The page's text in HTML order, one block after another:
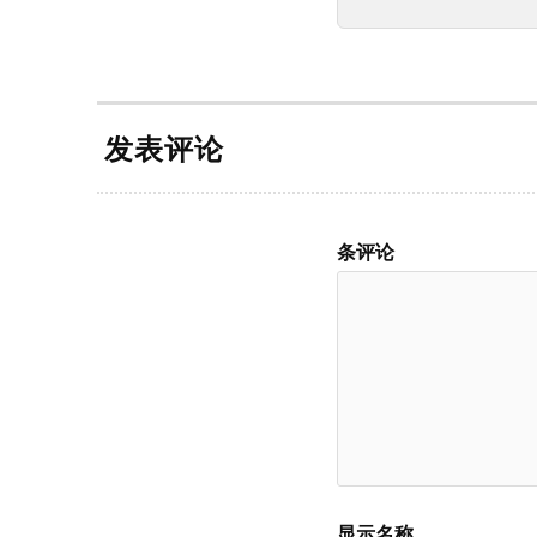
发表评论
条评论
显示名称